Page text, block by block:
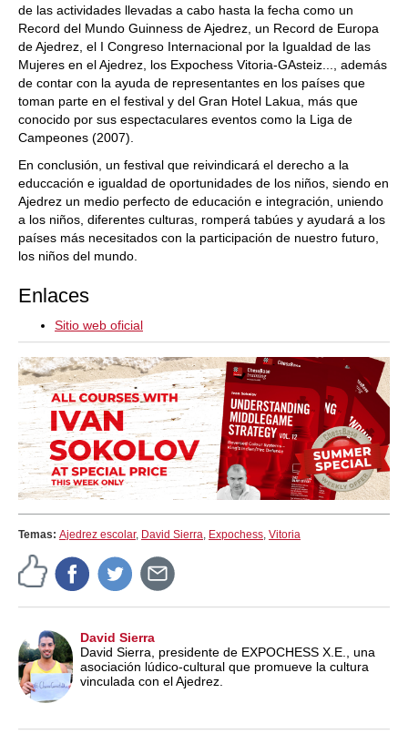
de las actividades llevadas a cabo hasta la fecha como un
Record del Mundo Guinness de Ajedrez, un Record de Europa
de Ajedrez, el I Congreso Internacional por la Igualdad de las
Mujeres en el Ajedrez, los Expochess Vitoria-GAsteiz..., además
de contar con la ayuda de representantes en los países que
toman parte en el festival y del Gran Hotel Lakua, más que
conocido por sus espectaculares eventos como la Liga de
Campeones (2007).
En conclusión, un festival que reivindicará el derecho a la
educcación e igualdad de oportunidades de los niños, siendo en
Ajedrez un medio perfecto de educación e integración, uniendo
a los niños, diferentes culturas, romperá tabúes y ayudará a los
países más necesitados con la participación de nuestro futuro,
los niños del mundo.
Enlaces
Sitio web oficial
Temas: Ajedrez escolar, David Sierra, Expochess, Vitoria
David Sierra
David Sierra, presidente de EXPOCHESS X.E., una
asociación lúdico-cultural que promueve la cultura
vinculada con el Ajedrez.